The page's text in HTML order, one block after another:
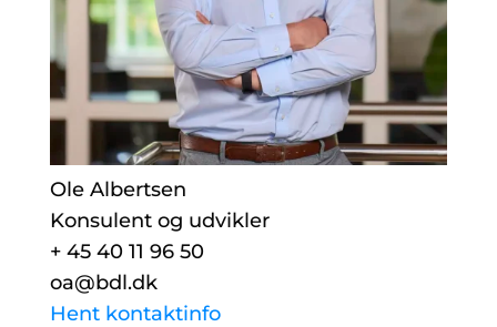
Ole Albertsen
Konsulent og udvikler
+ 45 40 11 96 50
oa@bdl.dk
Hent kontaktinfo